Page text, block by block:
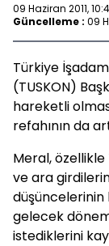
09 Haziran 2011,
Güncelleme : 09
Türkiye
(TUSKON)
hareketli
refahının da
Meral,
ve ara
düşüncelerinin
gelecek
istediklerini